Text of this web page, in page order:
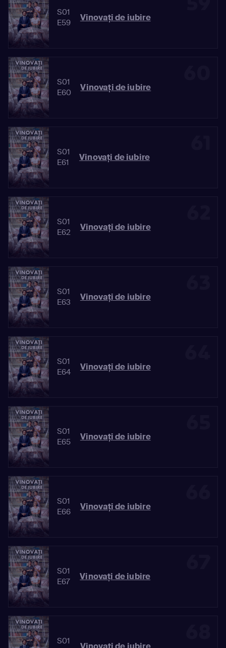
S01
E59
Vinovaţi de iubire
S01
E60
Vinovaţi de iubire
S01
E61
Vinovaţi de iubire
S01
E62
Vinovaţi de iubire
S01
E63
Vinovaţi de iubire
S01
E64
Vinovaţi de iubire
S01
E65
Vinovaţi de iubire
S01
E66
Vinovaţi de iubire
S01
E67
Vinovaţi de iubire
S01